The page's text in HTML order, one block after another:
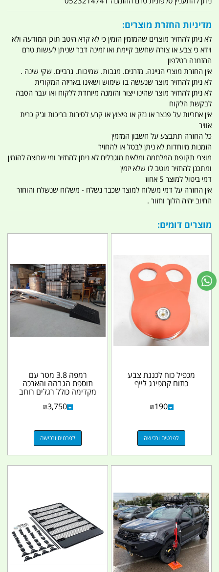
מדיניות החזרת מוצרים:
לא ניתן להחזיר מוצרים שהמזמין הזמין כי לא קרא היטב תוכן המודעה ולא
וידא כי צבע או צורה שחשב קיימת ואו זמינה דבר שניתן לעשות טרם
ההזמנה בטלפון
אין החזרת מוצרי הגיינה. מזרנים. מגבות. שמיכות. גרביים. שקי שינה .
לא ניתן להחזיר מוצר שנעשה בו שימוש ושאינו באריזה המקורית
לא ניתן להחזיר מוצר שהינו ייצור והזמנה מיוחדת ללקוח ואו עבר הסבה
לבקשת הלקוח
אין אחריות על פנצר או נזק או פיצוץ או קרע לסירות בריכות וג'ק כרית
אוויר
כל החזרה תתבצע על חשבון המזמין
הזמנות מיוחדות לא ניתן לבטל או להחזיר
מוצרי תקופת המלחמה ומלאים מוגבלים לא ניתן להחזיר ומי שרוצה להזמין
ומתכנן להחזיר מוטב לו שלא יזמין
דמי ביטול למוצר 5 אחוז
אין החזרה על דמי משלוח למוצר שכבר נשלח - משלוח שנשלח והוחזר
החיוב יהיה הלוך וחזור .
מוצרים דומים:
מכפיל כוח לכננת צבע
כתום קמפינג לייף
₪190
לפרטים ורכישה
רמפה 3.8 מטר עם
תוספת הגבהה והארכה
מקדימה כולל רגלים רוחב
חלקים...₪3,750
לפרטים ורכישה